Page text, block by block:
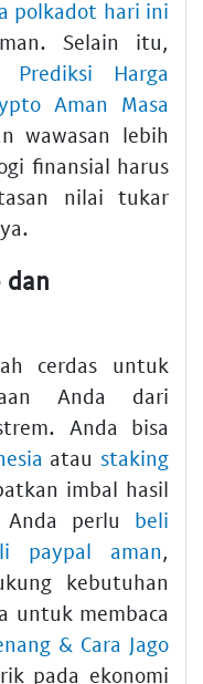
polkadot hari ini
Selain itu,
Prediksi Harga
Aman Masa
wawasan lebih
finansial harus
nilai tukar
cerdas untuk
Anda dari
Anda bisa
ataustaking
imbal hasil
perlu beli
paypal aman,
kebutuhan
untuk membaca
& Cara Jago
pada ekonomi